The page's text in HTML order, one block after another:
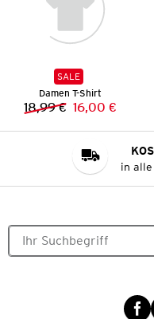
SALE
Damen T-Shirt
Vorheriger
18,99 € Neuer Preis:
16,00 €
in